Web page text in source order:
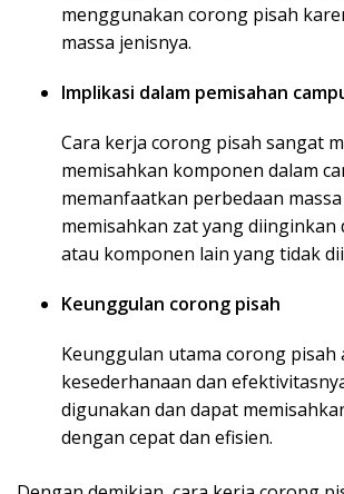
menggunakan corong pisah
massa jenisnya.
Implikasi dalam pemisahan
Cara kerja corong pisah sangat
memisahkan komponen dalam
memanfaatkan perbedaan
memisahkan zat yang
atau komponen lain yang tidak
Keunggulan corong pisah
Keunggulan utama corong pisah
kesederhanaan dan
digunakan dan dapat
dengan cepat dan efisien.